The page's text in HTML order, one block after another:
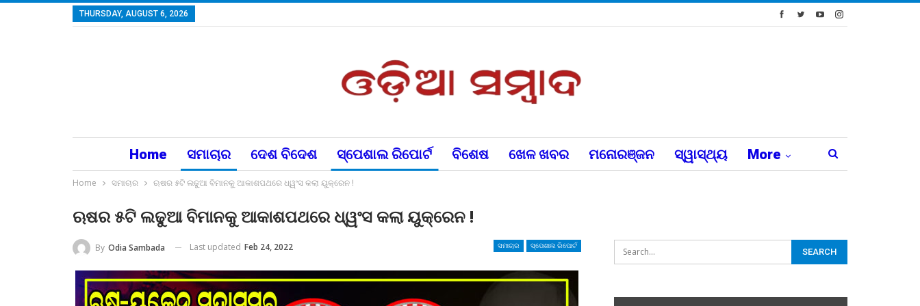
THURSDAY, AUGUST 6, 2026
Home ସମାଚାର ଦେଶ ବିଦେଶ ସ୍ପେଶାଲ ରିପୋର୍ଟ ବିଶେଷ ଖେଳ ଖବର ମନୋରଞ୍ଜନ ସ୍ୱାସ୍ଥ୍ୟ More
Home ସମାଚାର ଋଷର ୫ଟି ଲଢୁଆ ବିମାନକୁ ଆକାଶପଥରେ ଧ୍ୱଂସ କଲା ୟୁକ୍ରେନ !
ଋଷର ୫ଟି ଲଢୁଆ ବିମାନକୁ ଆକାଶପଥରେ ଧ୍ୱଂସ କଲା ୟୁକ୍ରେନ !
ସମାଚାର ସ୍ପେଶାଲ ରିପୋର୍ଟ
By Odia Sambada Last updated Feb 24, 2022